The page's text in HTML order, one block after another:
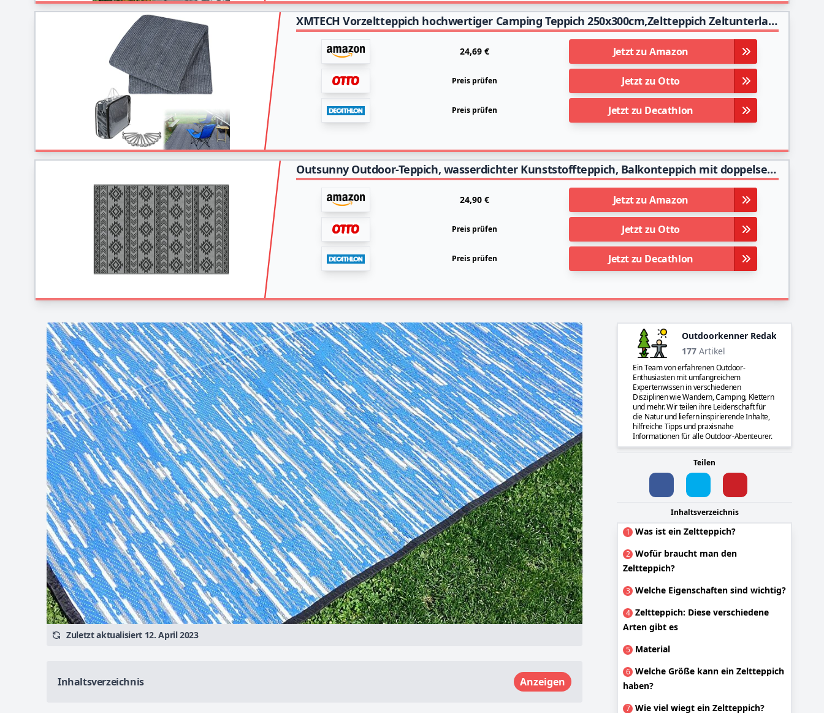
XMTECH Vorzeltteppich hochwertiger Camping Teppich 250x300cm,Zeltteppich Zeltunterlage bläulich-grau,Teppich für Zelt Wohnmobil aus HDPE,Outdoor Campingmatte inkl Tragetasche & 13 Heringe
24,69 € Jetzt zu Amazon
Preis prüfen Jetzt zu Otto
Preis prüfen Jetzt zu Decathlon
Outsunny Outdoor-Teppich, wasserdichter Kunststoffteppich, Balkonteppich mit doppelseitigem Design, für Terrasse, Balkon, Camping, Schwarz+Grau, 182 x 274 cm
24,90 € Jetzt zu Amazon
Preis prüfen Jetzt zu Otto
Preis prüfen Jetzt zu Decathlon
Zuletzt aktualisiert 12. April 2023
Inhaltsverzeichnis Anzeigen
Outdoorkenner Redaktion
177 Artikel
Ein Team von erfahrenen Outdoor-
Enthusiasten mit umfangreichem
Expertenwissen in verschiedenen
Disziplinen wie Wandern, Camping, Klettern
und mehr. Wir teilen ihre Leidenschaft für
die Natur und liefern inspirierende Inhalte,
hilfreiche Tipps und praxisnahe
Informationen für alle Outdoor-Abenteurer.
Teilen
Inhaltsverzeichnis
1 Was ist ein Zeltteppich?
2 Wofür braucht man den
Zeltteppich?
3 Welche Eigenschaften sind wichtig?
4 Zeltteppich: Diese verschiedene
Arten gibt es
5 Material
6 Welche Größe kann ein Zeltteppich
haben?
7 Wie viel wiegt ein Zeltteppich?